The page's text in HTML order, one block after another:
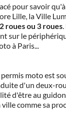
pour savoir
Lille, la Ville
2 roues ou 3 roues
sur le
à Paris...
moto est
d'un deux-
d'être au
comme sa